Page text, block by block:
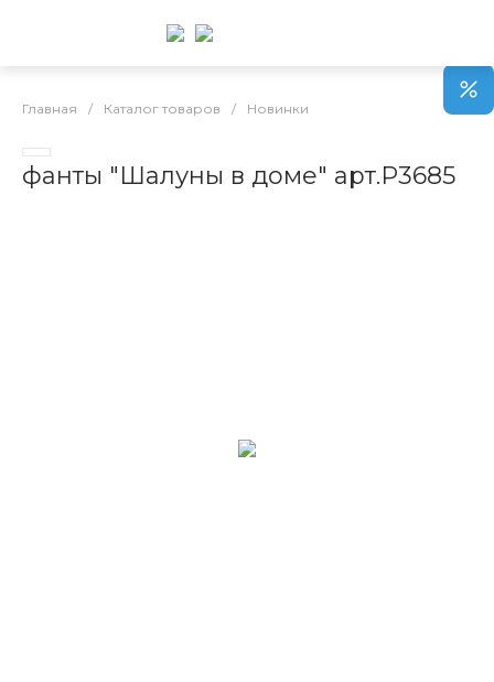
Главная / Каталог товаров / Новинки
фанты "Шалуны в доме" арт.Р3685